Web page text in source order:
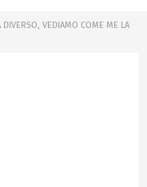
VEDIAMO COME ME LA